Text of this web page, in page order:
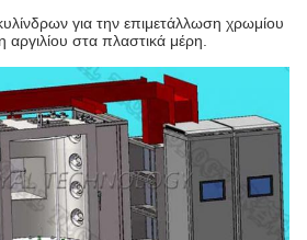
για την επιμετάλλωση χρωμίου
στα πλαστικά μέρη.